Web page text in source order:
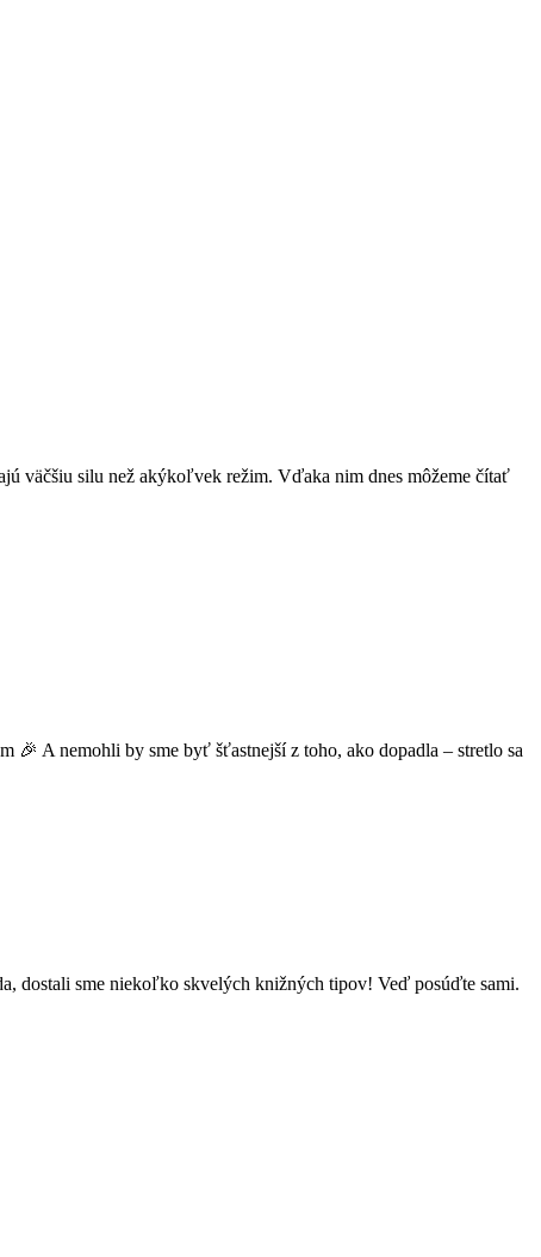
väčšiu silu než akýkoľvek režim. Vďaka nim dnes môžeme čítať
🎉 A nemohli by sme byť šťastnejší z toho, ako dopadla – stretlo sa
dostali sme niekoľko skvelých knižných tipov! Veď posúďte sami.